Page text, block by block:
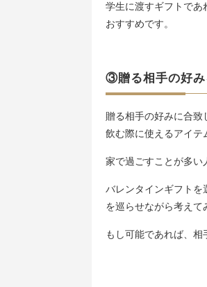
学生に渡すギフトであ
おすすめです。
③贈る相手の好み
贈る相手の好みに合
飲む際に使えるアイテ
家で過ごすことが多い
バレンタインギフトを
を巡らせながら考えて
もし可能であれば、相